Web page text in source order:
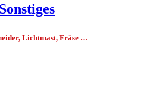
Sonstiges
Lichtmast, Fräse …